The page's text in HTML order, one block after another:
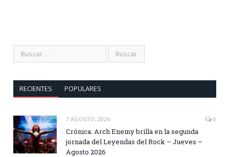
RECIENTES POPULARES
7 AGOSTO, 2026 0
Crónica: Arch Enemy brilla en la segunda
jornada del Leyendas del Rock – Jueves –
Agosto 2026